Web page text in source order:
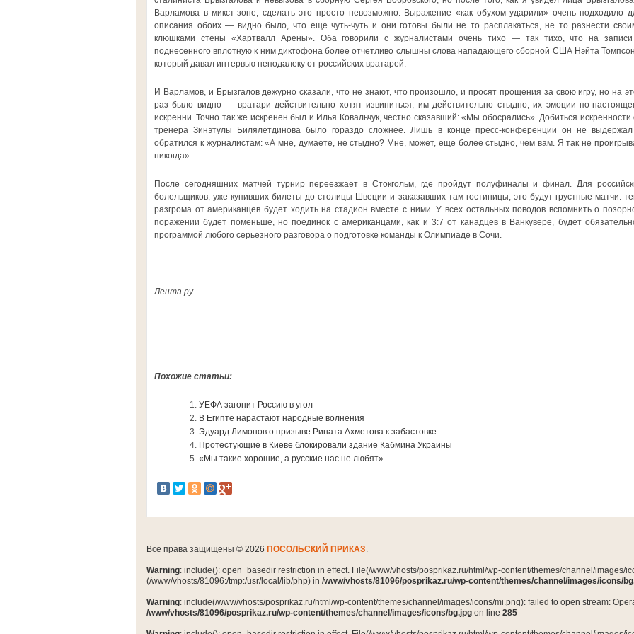
Варламова в микст-зоне, сделать это просто невозможно. Выражение «как обухом ударили» очень подходило
описания обоих — видно было, что еще чуть-чуть и они готовы были не то расплакаться, не то разнести
клюшками стены «Хартвалл Арены». Оба говорили с журналистами очень тихо — так тихо, что на
поднесенного вплотную к ним диктофона более отчетливо слышны слова нападающего сборной США Нэйта
который давал интервью неподалеку от российских вратарей.
И Варламов, и Брызгалов дежурно сказали, что не знают, что произошло, и просят прощения за свою игру, но на
раз было видно — вратари действительно хотят извиниться, им действительно стыдно, их эмоции по-
искренни. Точно так же искренен был и Илья Ковальчук, честно сказавший: «Мы обосрались». Добиться искренности
тренера Зинэтулы Билялетдинова было гораздо сложнее. Лишь в конце пресс-конференции он не
обратился к журналистам: «А мне, думаете, не стыдно? Мне, может, еще более стыдно, чем вам. Я так не
никогда».
После сегодняшних матчей турнир переезжает в Стокгольм, где пройдут полуфиналы и финал. Для
болельщиков, уже купивших билеты до столицы Швеции и заказавших там гостиницы, это будут грустные матчи:
разгрома от американцев будет ходить на стадион вместе с ними. У всех остальных поводов вспомнить о
поражении будет поменьше, но поединок с американцами, как и 3:7 от канадцев в Ванкувере, будет
программой любого серьезного разговора о подготовке команды к Олимпиаде в Сочи.
Лента ру
Похожие статьи:
УЕФА загонит Россию в угол
В Египте нарастают народные волнения
Эдуард Лимонов о призыве Рината Ахметова к забастовке
Протестующие в Киеве блокировали здание Кабмина Украины
«Мы такие хорошие, а русские нас не любят»
Все права защищены © 2026 ПОСОЛЬСКИЙ ПРИКАЗ.
Warning: include(): open_basedir restriction in effect. File(/www/vhosts/posprikaz.ru/html/wp-content/themes/channel/images/
(/www/vhosts/81096:/tmp:/usr/local/lib/php) in /www/vhosts/81096/posprikaz.ru/wp-content/themes/channel/images/icons/
Warning: include(/www/vhosts/posprikaz.ru/html/wp-content/themes/channel/images/icons/mi.png): failed to open stream:
/www/vhosts/81096/posprikaz.ru/wp-content/themes/channel/images/icons/bg.jpg on line 285